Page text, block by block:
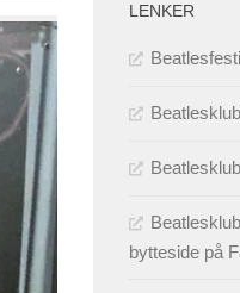
LENKER
bytteside på